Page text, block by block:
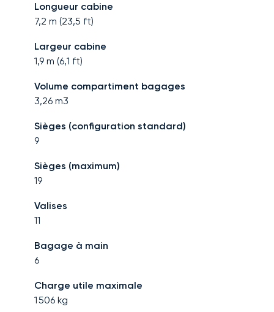
Longueur cabine
7,2 m (23,5 ft)
Largeur cabine
1,9 m (6,1 ft)
Volume compartiment bagages
3,26 m3
Sièges (configuration standard)
9
Sièges (maximum)
19
Valises
11
Bagage à main
6
Charge utile maximale
1 506 kg